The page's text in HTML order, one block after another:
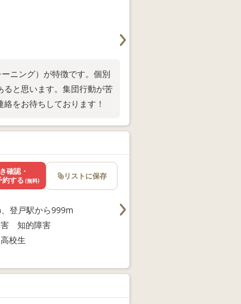
ニング）が特徴です。個別
と思います。集団行動が苦
をお待ちしております！
登戸駅から999m
知的障害
校生
確認・
約する (無料) リストに保存